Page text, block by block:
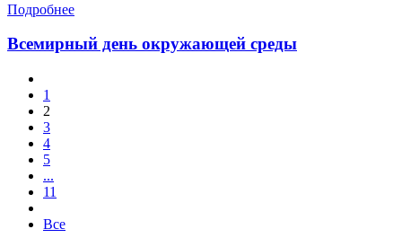
Подробнее
Всемирный день окружающей среды
1
2
3
4
5
...
11
Все